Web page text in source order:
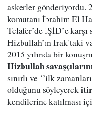
askerler gönderiyordu.
komutanı İbrahim El
Telafer’de IŞİD’e
Hizbullah’ın Irak’taki
2015 yılında bir
Hizbullah
sınırlı ve ‘’ilk
olduğunu söyleyerek
kendilerine katılması